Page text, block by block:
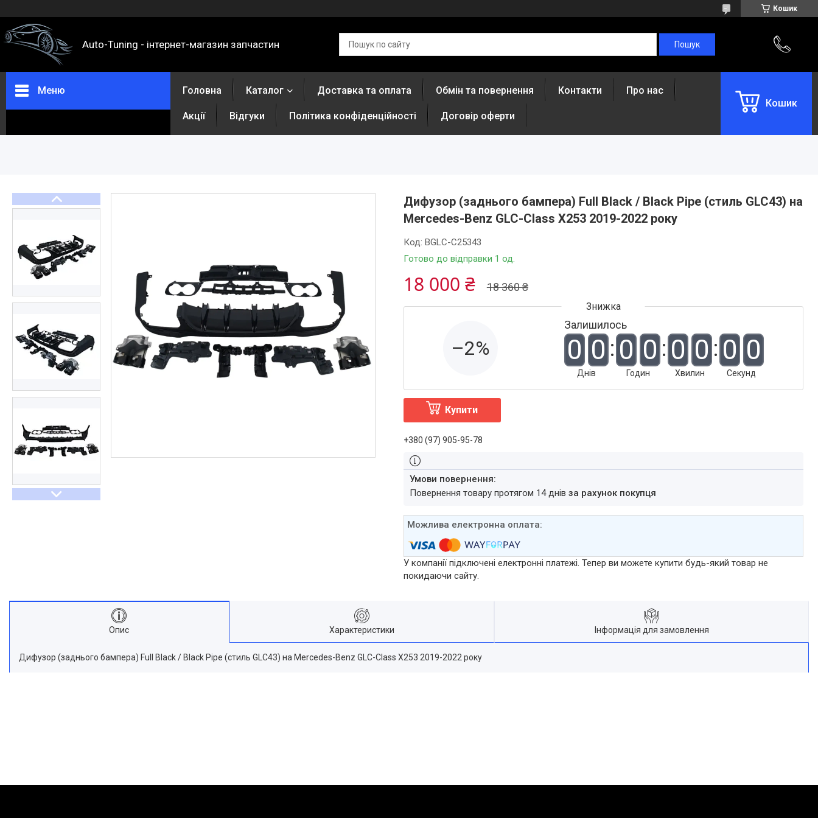
Кошик
Auto-Tuning - інтернет-магазин запчастин
Меню
Повернення та обмін
Акції
Політика конфіденційності
Головна Каталог Доставка та оплата Обмін та повернення Контакти Про нас
Акції Відгуки Політика конфіденційності Договір оферти
Кошик
Дифузор (заднього бампера) Full Black / Black Pipe (стиль GLC43) на
Mercedes-Benz GLC-Class X253 2019-2022 року
Готово до відправки 1 од.
Код: BGLC-C25343
18 360 ₴
18 000 ₴
–2%
Залишилось
0 0
Днів
0 0
Годин
0 0
Хвилин
0 0
Секунд
Купити
+380 (97) 905-95-78
повернення товару протягом 14 днів за рахунок покупця
У компанії підключені електронні платежі. Тепер ви можете купити будь-який товар не
покидаючи сайту.
Опис Характеристики Інформація для замовлення
Дифузор (заднього бампера) Full Black / Black Pipe (стиль GLC43) на Mercedes-Benz GLC-Class X253 2019-2022 року